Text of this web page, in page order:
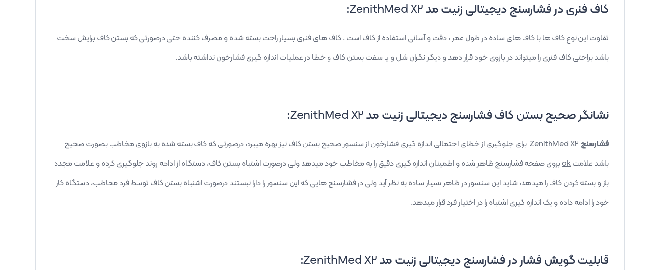
کاف فنری در فشارسنج دیجیتالی زنیت مدZenithMed X2
:
تفاوت این نوع کاف ها با کاف های ساده در طول عمر ، دقت و آسانی استفاده از کاف است . کاف های فنری بسیار راحت بسته شده و مصرف کننده حتی درصورتی که بستن کاف برایش سخت
باشد براحتی کاف فنری را میتواند در بازوی خود قرار دهد و دیگر نگران شل و یا سفت بستن کاف و خطا در عملیات اندازه گیری فشارخون نداشته باشد.
نشانگر صحیح بستن کاف فشارسنج دیجیتالی زنیت مدZenithMed X2
:
فشارسنج ZenithMed X2 برای جلوگیری از خطای احتمالی اندازه گیری فشارخون از سنسور صحیح بستن کاف نیز بهره میبرد، درصورتی که کاف بسته شده به بازوی مخاطب بصورت صحیح
باشد علامتokبروی صفحه فشارسنج ظاهر شده و اطمینان اندازه گیری دقیق را به مخاطب خود میدهد ولی درصورت اشتباه بستن کاف، دستگاه از ادامه روند جلوگیری کرده و علامت مجدد
باز و بسته کردن کاف را میدهد، شاید این سنسور در ظاهر بسیار ساده به نظر آید ولی در فشارسنج هایی که این سنسور را دارا نیستند درصورت اشتباه بستن کاف توسط فرد مخاطب، دستگاه کار
خود را ادامه داده و یک اندازه گیری اشتباه را در اختیار فرد قرار میدهد.
قابلیت گویش فشار در فشارسنج دیجیتالی زنیت مدZenithMed X2
: